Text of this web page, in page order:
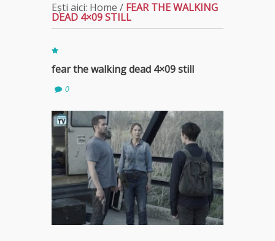
Ești aici: Home / FEAR THE WALKING
DEAD 4×09 STILL
fear the walking dead 4×09 still
0